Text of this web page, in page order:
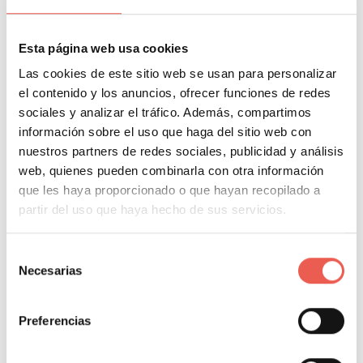
Esta página web usa cookies
Las cookies de este sitio web se usan para personalizar
el contenido y los anuncios, ofrecer funciones de redes
sociales y analizar el tráfico. Además, compartimos
información sobre el uso que haga del sitio web con
nuestros partners de redes sociales, publicidad y análisis
web, quienes pueden combinarla con otra información
que les haya proporcionado o que hayan recopilado a
partir del uso que haya hecho de sus servicios.
Necesarias
Preferencias
Leer más
MARKETING MARKETING DIGITAL
SEO Checklist: 32 puntos para
optimizar tu sitio web